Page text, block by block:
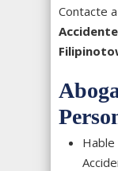
Contacte
Hable